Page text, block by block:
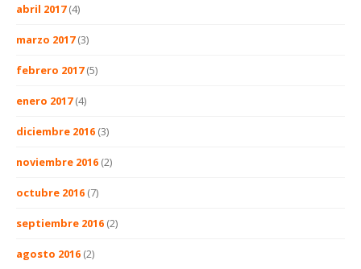
abril 2017(4)
marzo 2017(3)
febrero 2017(5)
enero 2017(4)
diciembre 2016 (3)
noviembre 2016 (2)
octubre 2016 (7)
septiembre 2016 (2)
agosto 2016 (2)